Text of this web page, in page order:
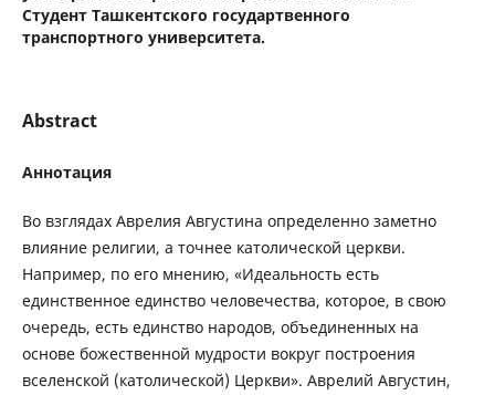
Студент Ташкентского государтвенного
транспортного университета.
Abstract
Аннотация
Во взглядах Аврелия Августина определенно заметно
влияние религии, а точнее католической церкви.
Например, по его мнению, «Идеальность есть
единственное единство человечества, которое, в свою
очередь, есть единство народов, объединенных на
основе божественной мудрости вокруг построения
вселенской (католической) Церкви». Аврелий Августин,